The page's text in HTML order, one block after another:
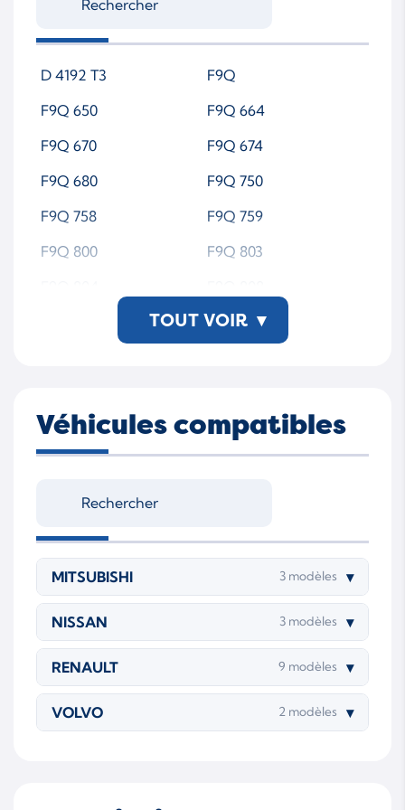
7086395007S
7086395008S
7086395010S
7086395011S
70863959011S
7086399010S
7086399011S
K03196
708639-5011S-SL-WS
MTAP00
8602478
8603688
MW30623801
D 4192 T3
F9Q
F9Q 650
F9Q 664
F9Q 670
F9Q 674
F9Q 680
F9Q 750
F9Q 758
F9Q 759
F9Q 800
F9Q 803
F9Q 816
F9Q EE 804
F9Q J 803
F9Q2
TOUT VOIR ▾
Véhicules compatibles
MITSUBISHI 3 modèles ▾
NISSAN 3 modèles ▾
RENAULT 9 modèles ▾
VOLVO 2 modèles ▾